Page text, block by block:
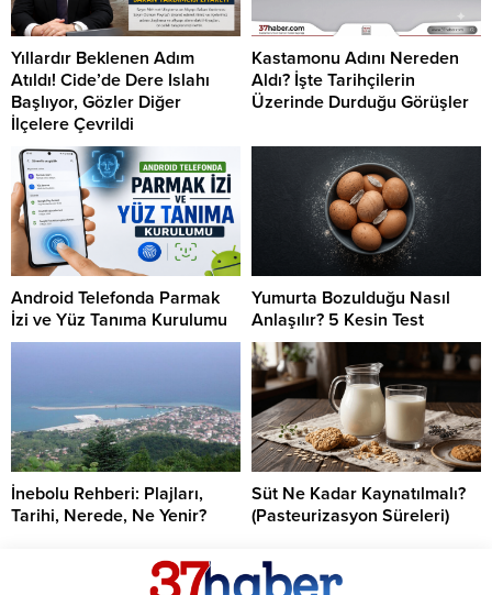
Yıllardır Beklenen Adım
Atıldı! Cide’de Dere Islahı
Başlıyor, Gözler Diğer
İlçelere Çevrildi
Kastamonu Adını Nereden
Aldı? İşte Tarihçilerin
Üzerinde Durduğu Görüşler
Android Telefonda Parmak
İzi ve Yüz Tanıma Kurulumu
Yumurta Bozulduğu Nasıl
Anlaşılır? 5 Kesin Test
İnebolu Rehberi: Plajları,
Tarihi, Nerede, Ne Yenir?
Süt Ne Kadar Kaynatılmalı?
(Pasteurizasyon Süreleri)